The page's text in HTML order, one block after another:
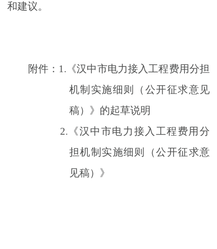
和建议。
附件： 1. 《汉中市电力接入工程费用分担
机制实施细则
（公开征求意见
稿）》的起草说明
2. 《汉中市电力接入工程费用分
担机制实施细则
（公开征求意
见稿）》